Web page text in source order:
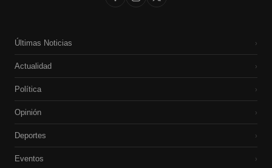
Últimas Noticias ›
Actualidad ›
Política ›
Opinión ›
Deportes ›
Eventos ›